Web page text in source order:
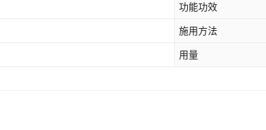
功能功效
施用方法
用量